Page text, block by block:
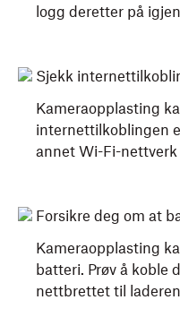
logg deretter på
Sjekk
Kameraopplasting
internettilkoblingen
annet Wi-Fi-nettverk
Forsikre deg om at
Kameraopplasting
batteri. Prøv å koble
nettbrettet til